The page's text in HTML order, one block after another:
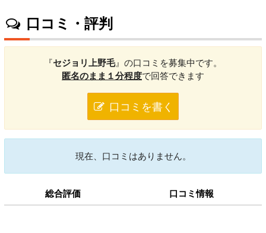
口コミ・評判
『セジョリ上野毛』の口コミを募集中です。
匿名のまま１分程度で回答できます
口コミを書く
現在、口コミはありません。
総合評価 口コミ情報